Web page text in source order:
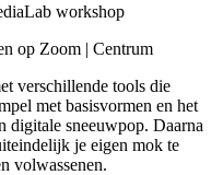
workshop
op Zoom | Centrum
verschillende tools die
met basisvormen en het
digitale sneeuwpop. Daarna
je eigen mok te
volwassenen.